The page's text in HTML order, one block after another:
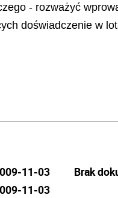
- rozważyć
doświadczenie w
11-03
11-03
Brak